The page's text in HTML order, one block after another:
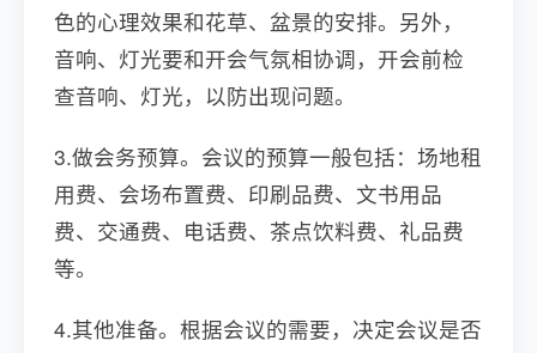
色的心理效果和花草、盆景的安排。另外，
音响、灯光要和开会气氛相协调，开会前检
查音响、灯光，以防出现问题。
3.做会务预算。会议的预算一般包括：场地租
用费、会场布置费、印刷品费、文书用品
费、交通费、电话费、茶点饮料费、礼品费
等。
4.其他准备。根据会议的需要，决定会议是否